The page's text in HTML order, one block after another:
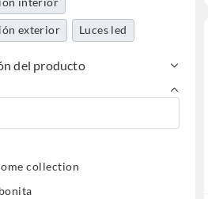
exterior Luces led
del producto
collection